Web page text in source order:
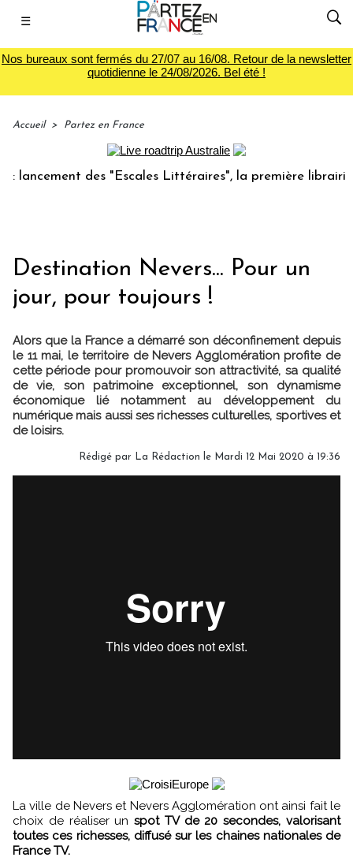
☰
Nos bureaux sont fermés du 27/07 au 16/08. Retour de la newsletter
quotidienne le 24/08/2026. Bel été !
Accueil > Partez en France
des "Escales Littéraires", la première librairie du
Destination Nevers... Pour un
jour, pour toujours !
Alors que la France a démarré son déconfinement depuis
le 11 mai, le territoire de Nevers Agglomération profite de
cette période pour promouvoir son attractivité, sa qualité
de vie, son patrimoine exceptionnel, son dynamisme
économique lié notamment au développement du
numérique mais aussi ses richesses culturelles, sportives et
de loisirs.
Rédigé par La Rédaction le Mardi 12 Mai 2020 à 19:36
La ville de Nevers et Nevers Agglomération ont ainsi fait le
choix de réaliser un spot TV de 20 secondes, valorisant
toutes ces richesses, diffusé sur les chaines nationales de
France TV.